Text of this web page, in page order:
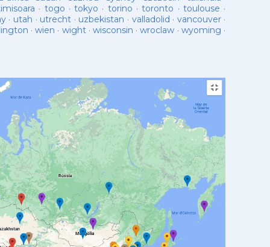
· togo ·tokyo · torino ·toronto · toulouse ·
· utah · utrecht · uzbekistan · valladolid · vancouver·
·wien · wight·wisconsin ·wroclaw · wyoming ·